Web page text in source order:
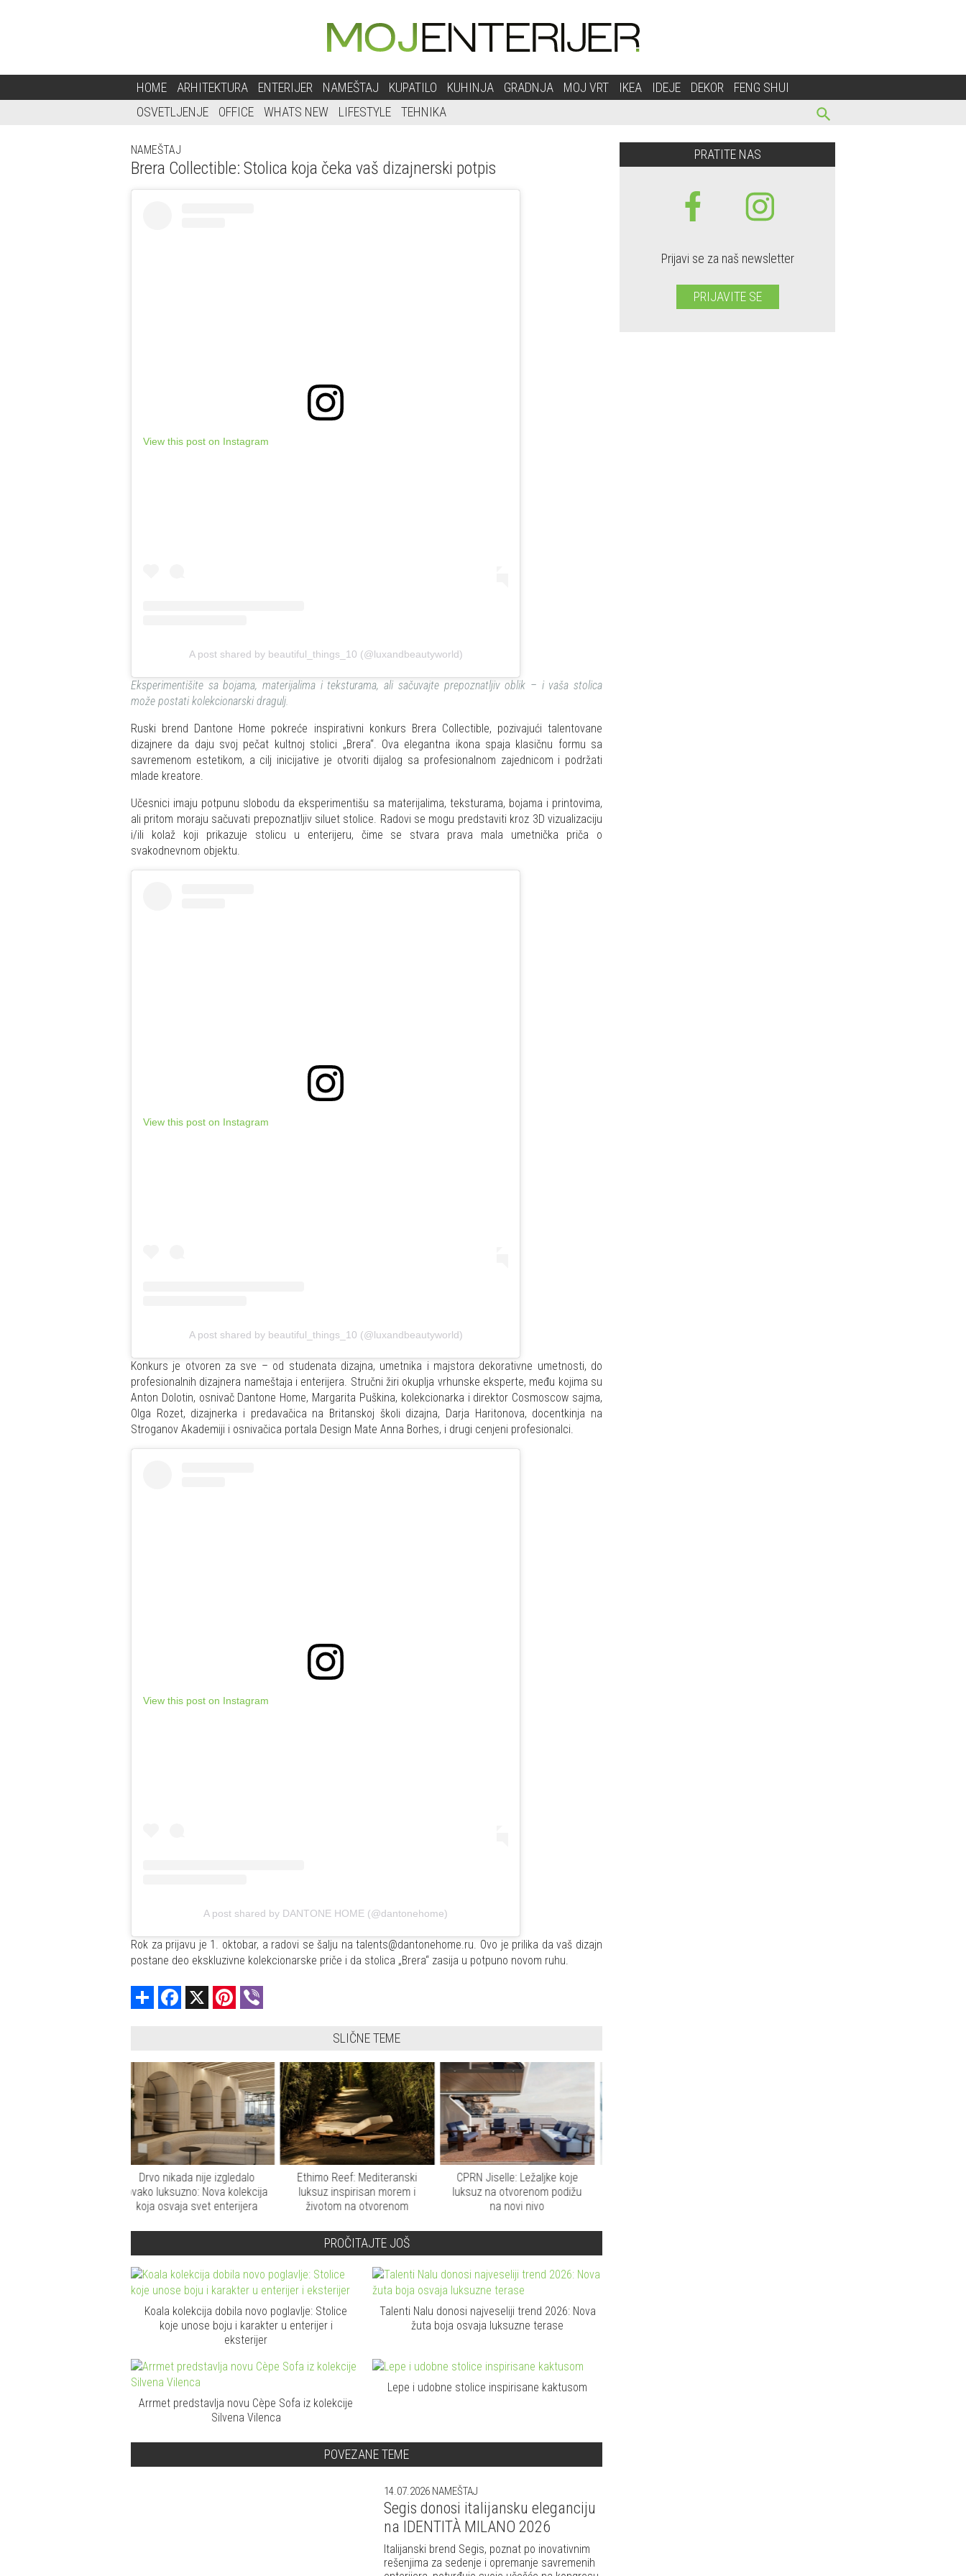
HOME ARHITEKTURA ENTERIJER NAMEŠTAJ KUPATILO KUHINJA GRADNJA MOJ VRT IKEA IDEJE DEKOR
FENG SHUI
OSVETLJENJE
OFFICE WHATS NEW LIFESTYLE TEHNIKA
NAMEŠTAJ
Brera Collectible: Stolica koja čeka vaš dizajnerski potpis
View this post on Instagram
A post shared by beautiful_things_10 (@luxandbeautyworld)
Eksperimentišite sa bojama, materijalima i teksturama, ali sačuvajte prepoznatljiv oblik – i vaša stolica
može postati kolekcionarski dragulj.
Ruski brend Dantone Home pokreće inspirativni konkurs Brera Collectible, pozivajući talentovane
dizajnere da daju svoj pečat kultnoj stolici „Brera“. Ova elegantna ikona spaja klasičnu formu sa
savremenom estetikom, a cilj inicijative je otvoriti dijalog sa profesionalnom zajednicom i podržati
mlade kreatore.
Učesnici imaju potpunu slobodu da eksperimentišu sa materijalima, teksturama, bojama i printovima,
ali pritom moraju sačuvati prepoznatljiv siluet stolice. Radovi se mogu predstaviti kroz 3D vizualizaciju
i/ili kolaž koji prikazuje stolicu u enterijeru, čime se stvara prava mala umetnička priča o
svakodnevnom objektu.
View this post on Instagram
A post shared by beautiful_things_10 (@luxandbeautyworld)
Konkurs je otvoren za sve – od studenata dizajna, umetnika i majstora dekorativne umetnosti, do
profesionalnih dizajnera nameštaja i enterijera. Stručni žiri okuplja vrhunske eksperte, među kojima su
Anton Dolotin, osnivač Dantone Home, Margarita Puškina, kolekcionarka i direktor Cosmoscow sajma,
Olga Rozet, dizajnerka i predavačica na Britanskoj školi dizajna, Darja Haritonova, docentkinja na
Stroganov Akademiji i osnivačica portala Design Mate Anna Borhes, i drugi cenjeni profesionalci.
View this post on Instagram
A post shared by DANTONE HOME (@dantonehome)
Rok za prijavu je 1. oktobar, a radovi se šalju na talents@dantonehome.ru. Ovo je prilika da vaš dizajn
postane deo ekskluzivne kolekcionarske priče i da stolica „Brera“ zasija u potpuno novom ruhu.
Share Facebook Pinterest
SLIČNE TEME
Ethimo Reef: Mediteranski
luksuz inspirisan morem i
životom na otvorenom
CPRN Jiselle: Ležaljke koje
luksuz na otvorenom podižu
na novi nivo
Banawa kolekcija slavi
bezvremensku lepotu drveta i
tradicionalno zanatstvo
PROČITAJTE JOŠ
Koala kolekcija dobila novo poglavlje: Stolice
koje unose boju i karakter u enterijer i
eksterijer
Talenti Nalu donosi najveseliji trend 2026: Nova
žuta boja osvaja luksuzne terase
Arrmet predstavlja novu Cèpe Sofa iz kolekcije
Silvena Vilenca
Lepe i udobne stolice inspirisane kaktusom
POVEZANE TEME
14.07.2026 NAMEŠTAJ
Segis donosi italijansku eleganciju
na IDENTITÀ MILANO 2026
Italijanski brend Segis, poznat po inovativnim
rešenjima za sedenje i opremanje savremenih
PRATITE NAS
Prijavi se za naš newsletter
PRIJAVITE SE